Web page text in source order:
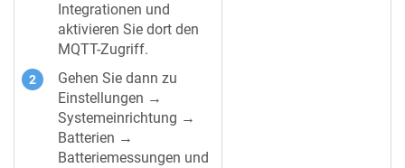
Integrationen und
aktivieren Sie dort den
MQTT-Zugriff.
Gehen Sie dann zu
Einstellungen →
Systemeinrichtung →
Batterien →
Batteriemessungen und